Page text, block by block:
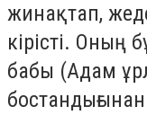
жинақтап,
кірісті. Оның
бабы (Адам